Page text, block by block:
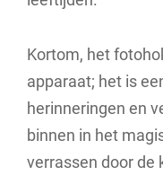
Kortom, het
apparaat; het is
herinneringen en
binnen in het
verrassen door de